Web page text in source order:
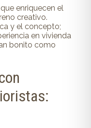
enriquecen el
creativo.
y el concepto;
en vivienda
bonito como